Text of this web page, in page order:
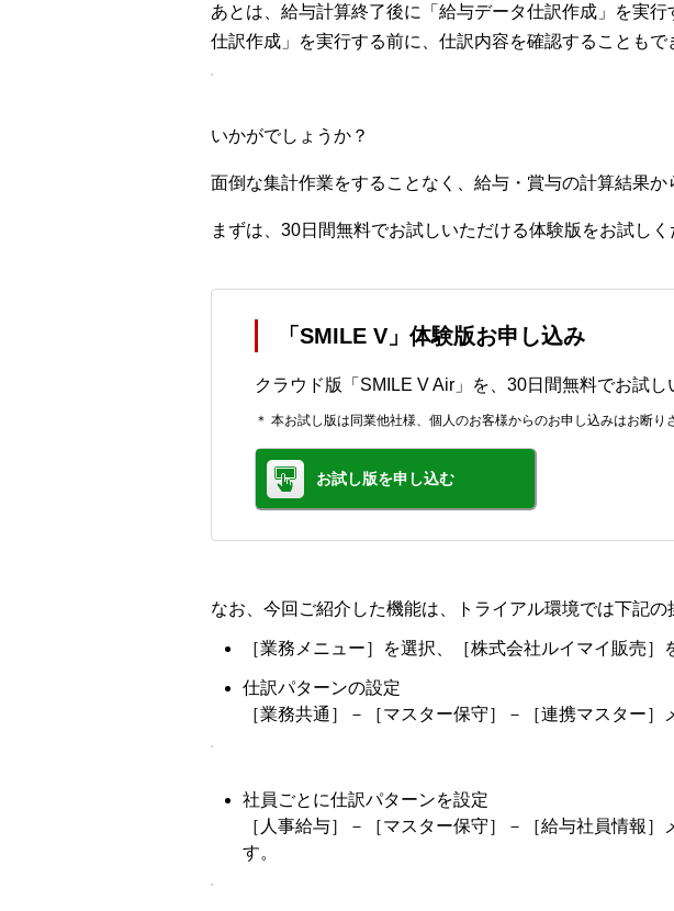
あとは、給与計算終了後に「給与データ仕訳作成」を実
仕訳作成」を実行する前に、仕訳内容を確認することもで
いかがでしょうか？
面倒な集計作業をすることなく、給与・賞与の計算結果
まずは、30日間無料でお試しいただける体験版をお試しく
「SMILE V」体験版お申し込み
クラウド版「SMILE V Air」を、30日間無料でお試し
＊ 本お試し版は同業他社様、個人のお客様からのお申し込みはお断り
お試し版を申し込む
なお、今回ご紹介した機能は、トライアル環境では下記の
［業務メニュー］を選択、［株式会社ルイマイ販売］
仕訳パターンの設定
［業務共通］－［マスター保守］－［連携マスター
社員ごとに仕訳パターンを設定
［人事給与］－［マスター保守］－［給与社員情報
す。